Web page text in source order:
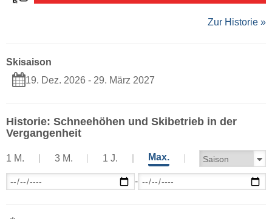
Zur Historie »
Skisaison
19. Dez. 2026 - 29. März 2027
Historie: Schneehöhen und Skibetrieb in der
Vergangenheit
1 M. 3 M. 1 J. Max.
-